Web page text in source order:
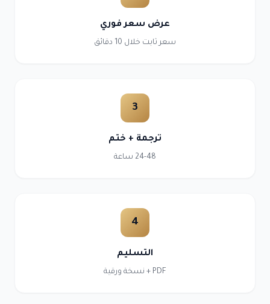
عرض سعر فوري
سعر ثابت خلال 10 دقائق
3
ترجمة + ختم
24-48 ساعة
4
التسليم
PDF + نسخة ورقية